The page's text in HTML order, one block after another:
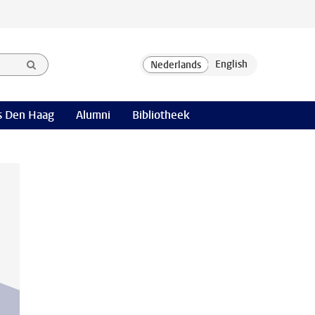
Den Haag Alumni Bibliotheek